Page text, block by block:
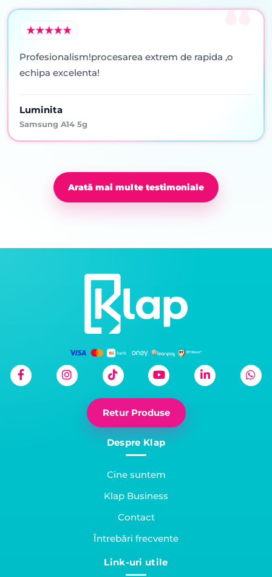
Profesionalism!procesarea extrem de rapida ,o
echipa excelenta!
Luminita
Samsung A14 5g
Arată mai multe testimoniale
Retur Produse
Despre Klap
Cine suntem
Klap Business
Contact
Întrebări frecvente
Link-uri utile